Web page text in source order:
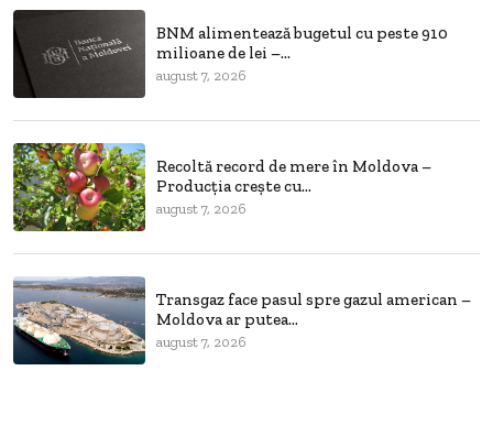
BNM alimentează bugetul cu peste 910
milioane de lei –...
august 7, 2026
Recoltă record de mere în Moldova –
Producția crește cu...
august 7, 2026
Transgaz face pasul spre gazul american –
Moldova ar putea...
august 7, 2026